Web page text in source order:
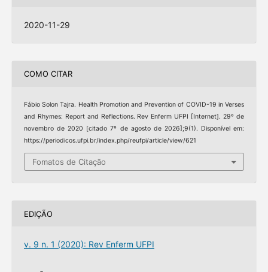
2020-11-29
COMO CITAR
Fábio Solon Tajra. Health Promotion and Prevention of COVID-19 in Verses
and Rhymes: Report and Reflections. Rev Enferm UFPI [Internet]. 29º de
novembro de 2020 [citado 7º de agosto de 2026];9(1). Disponível em:
https://periodicos.ufpi.br/index.php/reufpi/article/view/621
Fomatos de Citação
EDIÇÃO
v. 9 n. 1 (2020): Rev Enferm UFPI